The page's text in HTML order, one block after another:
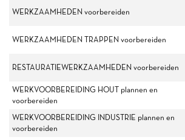
WERKZAAMHEDEN voorbereiden
WERKZAAMHEDEN TRAPPEN voorbereiden
RESTAURATIEWERKZAAMHEDEN voorbereiden
WERKVOORBEREIDING HOUT plannen en
voorbereiden
WERKVOORBEREIDING INDUSTRIE plannen en
voorbereiden